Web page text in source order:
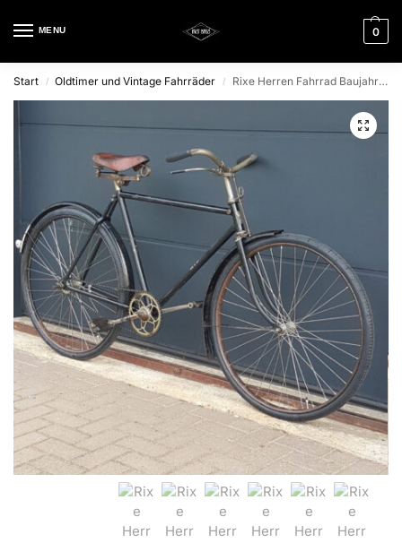
MENU 0
Start / Oldtimer und Vintage Fahrräder / Rixe Herren Fahrrad Baujahr 1928